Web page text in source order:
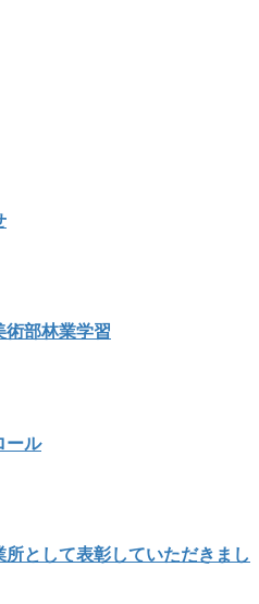
部林業学習
ール
として表彰していただきまし